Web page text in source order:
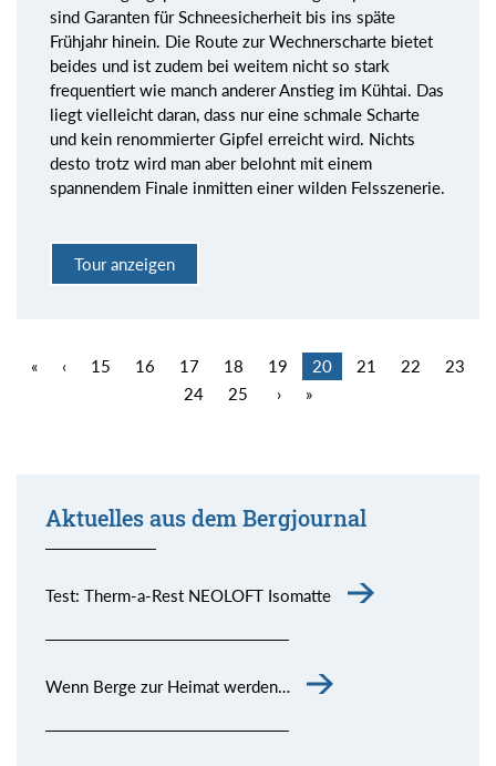
sind Garanten für Schneesicherheit bis ins späte
Frühjahr hinein. Die Route zur Wechnerscharte bietet
beides und ist zudem bei weitem nicht so stark
frequentiert wie manch anderer Anstieg im Kühtai. Das
liegt vielleicht daran, dass nur eine schmale Scharte
und kein renommierter Gipfel erreicht wird. Nichts
desto trotz wird man aber belohnt mit einem
spannendem Finale inmitten einer wilden Felsszenerie.
Tour anzeigen
« ‹ 15 16 17 18 19 20 21 22
23
24
25 › »
Aktuelles aus dem Bergjournal
Test: Therm-a-Rest NEOLOFT Isomatte
Wenn Berge zur Heimat werden…